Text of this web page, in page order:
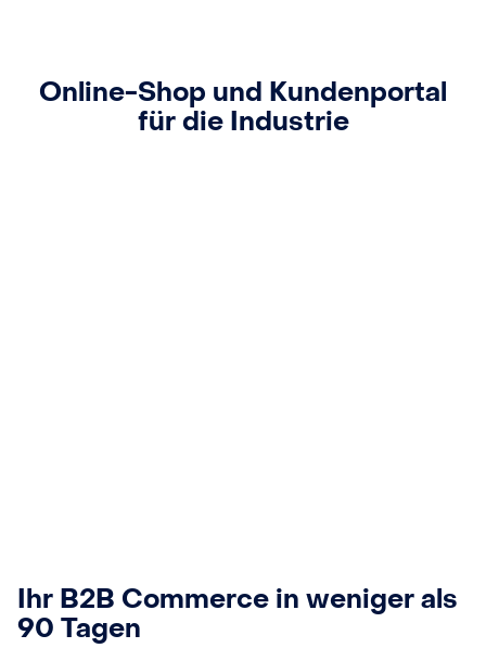
Online-Shop und Kundenportal
für die Industrie
Ihr B2B Commerce in weniger als
90 Tagen